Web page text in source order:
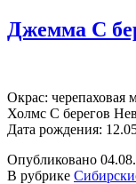
Джемма С
Окрас: черепаховая
Холмс С берегов
Дата рождения:
Опубликовано
В рубрике